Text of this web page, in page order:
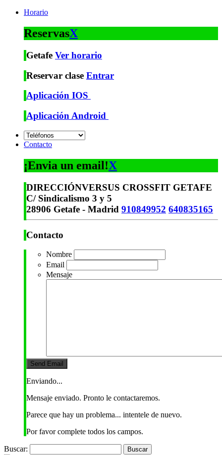
Horario
ReservasX
Getafe Ver horario
Reservar clase Entrar
Aplicación IOS
Aplicación Android
Contacto
¡Envia un email!X
DIRECCIÓNVERSUS CROSSFIT GETAFE
C/ Sindicalismo 3 y 5
28906 Getafe - Madrid 910849952 640835165
Contacto
Nombre
Email
Mensaje
Enviando...
Mensaje enviado. Pronto le contactaremos.
Parece que hay un problema... intentele de nuevo.
Por favor complete todos los campos.
Buscar: